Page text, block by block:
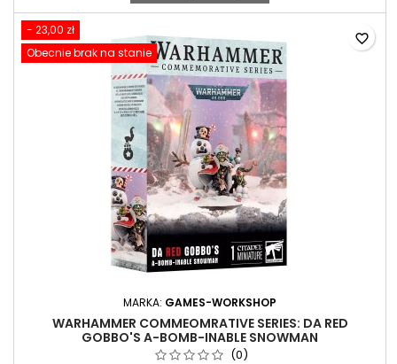
- 23,00 zł
Obecnie brak na stanie
MARKA: GAMES-WORKSHOP
WARHAMMER COMMEOMRATIVE SERIES: DA RED
GOBBO'S A-BOMB-INABLE SNOWMAN
(0)
favorite_border